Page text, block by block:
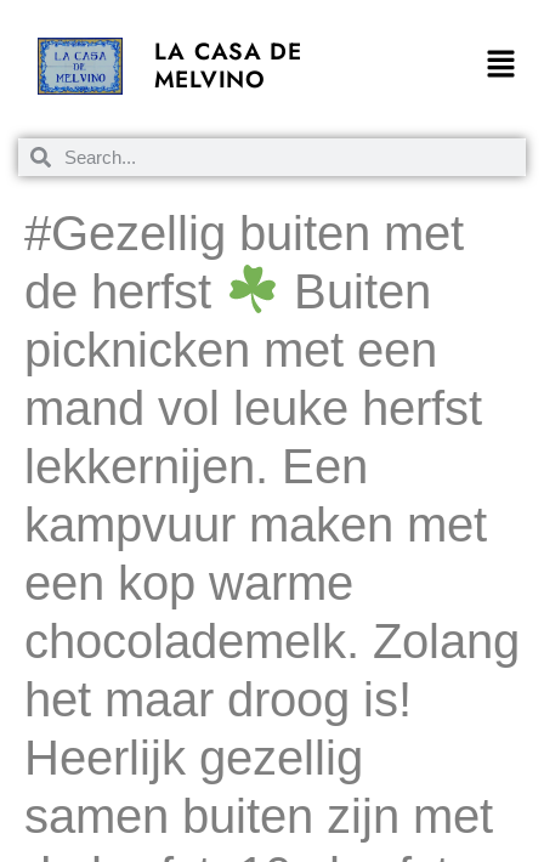
LA CASA DE
MELVINO
#Gezellig buiten met
de herfst
Buiten
picknicken met een
mand vol leuke herfst
lekkernijen. Een
kampvuur maken met
een kop warme
chocolademelk. Zolang
het maar droog is!
Heerlijk gezellig
samen buiten zijn met